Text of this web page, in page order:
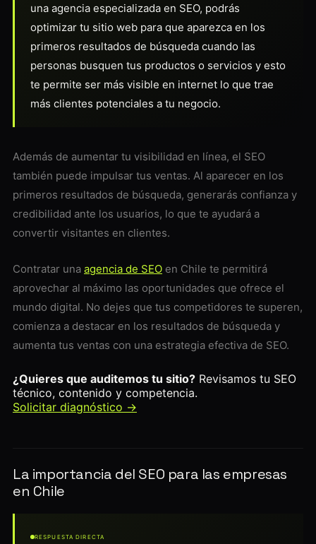
una agencia especializada en SEO, podrás
optimizar tu sitio web para que aparezca en los
primeros resultados de búsqueda cuando las
personas busquen tus productos o servicios y esto
te permite ser más visible en internet lo que trae
más clientes potenciales a tu negocio.
Además de aumentar tu visibilidad en línea, el SEO
también puede impulsar tus ventas. Al aparecer en los
primeros resultados de búsqueda, generarás confianza y
credibilidad ante los usuarios, lo que te ayudará a
convertir visitantes en clientes.
Contratar una agencia de SEO en Chile te permitirá
aprovechar al máximo las oportunidades que ofrece el
mundo digital. No dejes que tus competidores te superen,
comienza a destacar en los resultados de búsqueda y
aumenta tus ventas con una estrategia efectiva de SEO.
¿Quieres que auditemos tu sitio? Revisamos tu SEO
técnico, contenido y competencia.
Solicitar diagnóstico →
La importancia del SEO para las empresas
en Chile
RESPUESTA DIRECTA